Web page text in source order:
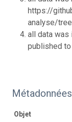
https://
analyse/
all data was
published to
Objet